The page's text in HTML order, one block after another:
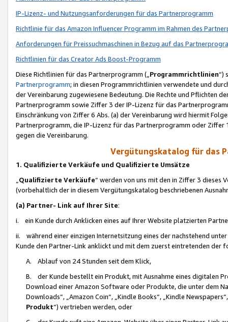
IP-Lizenz- und Nutzungsanforderungen für das Partnerprogramm
Richtlinie für das Amazon Influencer Programm im Rahmen des
Anforderungen für Preissuchmaschinen in Bezug auf das
Richtlinien für das Creator Ads Boost-Programm
Diese Richtlinien für das Partnerprogramm („Programmrichtlinien“)
Partnerprogramm; in diesen Programmrichtlinien verwendete und
der Vereinbarung zugewiesene Bedeutung. Die Rechte und Pflichten
Partnerprogramm sowie Ziffer 3 der IP-Lizenz für das
Einschränkung von Ziffer 6 Abs. (a) der Vereinbarung wird hiermit
Partnerprogramm, die IP-Lizenz für das Partnerprogramm oder
gegen die Vereinbarung.
Vergütungskatalog für das
1. Qualifizierte Verkäufe und Qualifizierte Umsätze
Qualifizierte Verkäufe“ werden von uns mit den in Ziffer 3
(vorbehaltlich der in diesem Vergütungskatalog beschriebenen
(a) Partner- Link auf Ihrer Site:
i. ein Kunde durch Anklicken eines auf Ihrer Website platzierten
ii. während einer einzigen Internetsitzung eines der nachstehend
Kunde den Partner-Link anklickt und mit dem zuerst eintretenden der
A. Ablauf von 24 Stunden seit dem Klick,
B. der Kunde bestellt ein Produkt, mit Ausnahme eines digitalen
Download einer Amazon Software oder Produkte, die unter dem
Downloads“, „Amazon Coin“, „Kindle Books“, „Kindle
Produkt“) vertrieben werden, oder